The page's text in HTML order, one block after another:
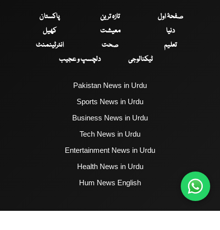
صفحۂ اول تازہ ترین
پاکستان
دنیا
معیشت
کھیل
تعلیم
صحت
انٹرٹینمنٹ
ٹیکنالوجی
دلچسپ و عجیب
Pakistan News in Urdu
Sports News in Urdu
Business News in Urdu
Tech News in Urdu
Entertainment News in Urdu
Health News in Urdu
Hum News English